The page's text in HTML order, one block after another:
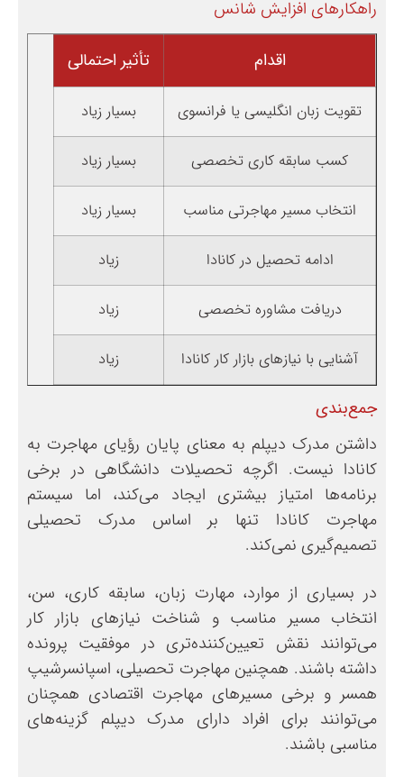
راهکارهای افزایش شانس
اقدام
تأثیر احتمالی
تقویت زبان انگلیسی یا فرانسوی بسیار زیاد
کسب سابقه کاری تخصصی بسیار زیاد
انتخاب مسیر مهاجرتی مناسب بسیار زیاد
ادامه تحصیل در کانادا زیاد
دریافت مشاوره تخصصی زیاد
آشنایی با نیازهای بازار کار کانادا زیاد
جمع‌بندی
داشتن مدرک دیپلم به معنای پایان رؤیای مهاجرت به
کانادا نیست. اگرچه تحصیلات دانشگاهی در برخی
برنامه‌ها امتیاز بیشتری ایجاد می‌کند، اما سیستم
مهاجرت کانادا تنها بر اساس مدرک تحصیلی
تصمیم‌گیری نمی‌کند.
در بسیاری از موارد، مهارت زبان، سابقه کاری، سن،
انتخاب مسیر مناسب و شناخت نیازهای بازار کار
می‌توانند نقش تعیین‌کننده‌تری در موفقیت پرونده
داشته باشند. همچنین مهاجرت تحصیلی، اسپانسرشیپ
همسر و برخی مسیرهای مهاجرت اقتصادی همچنان
می‌توانند برای افراد دارای مدرک دیپلم گزینه‌های
مناسبی باشند.